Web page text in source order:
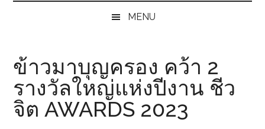
MENU
ข้าวมาบุญครอง คว้า 2
รางวัลใหญ่แห่งปีงาน ชีว
จิต AWARDS 2023